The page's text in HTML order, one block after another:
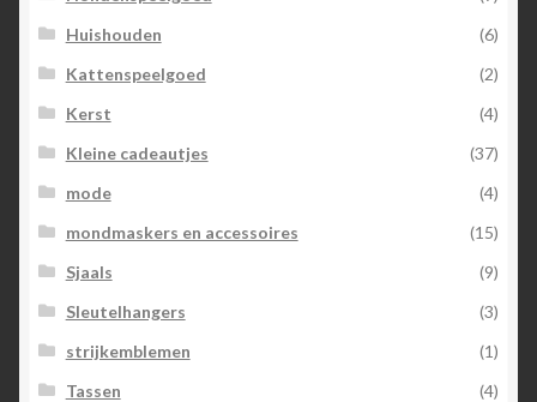
Huishouden
(6)
Kattenspeelgoed
(2)
Kerst
(4)
Kleine cadeautjes
(37)
mode
(4)
mondmaskers en accessoires
(15)
Sjaals
(9)
Sleutelhangers
(3)
strijkemblemen
(1)
Tassen
(4)